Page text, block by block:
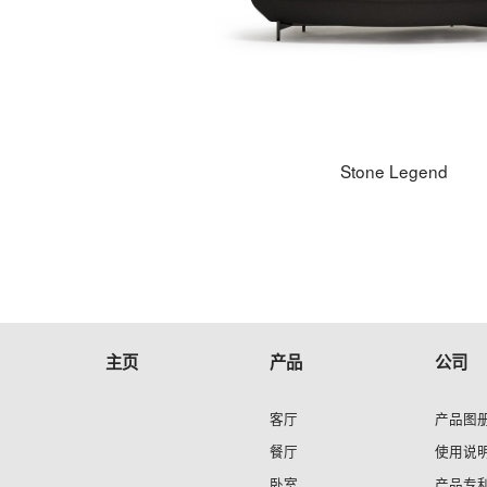
Stone Legend
主页 产品
客厅
餐厅
公司
产品图
使用说